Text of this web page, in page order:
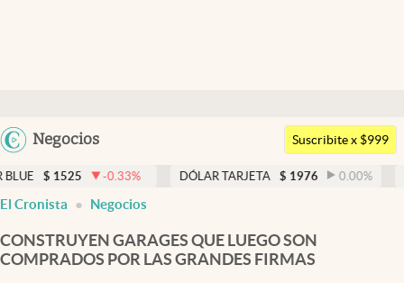
Argentina
Negocios
Members
Economía y Política
Finanzas y Mercados
Mercados Online
Suscribite x $999
-0.33% DÓLAR TARJETA $ 1976 0.00 % DÓLAR MEP
El Cronista Negocios
CONSTRUYEN GARAGES QUE LUEGO SON
COMPRADOS POR LAS GRANDES FIRMAS